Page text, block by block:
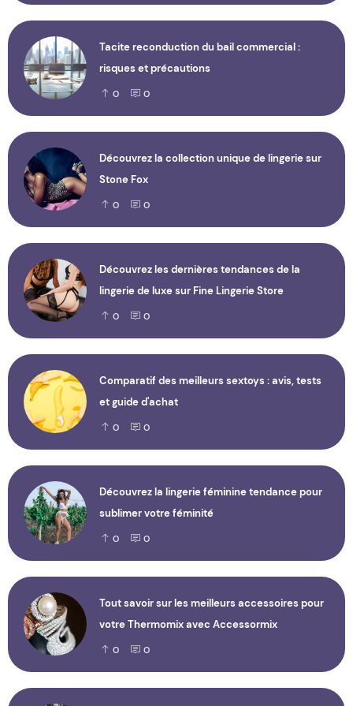
Tacite reconduction du bail commercial :
risques et précautions
0 0
Découvrez la collection unique de lingerie sur
Stone Fox
0 0
Découvrez les dernières tendances de la
lingerie de luxe sur Fine Lingerie Store
0 0
Comparatif des meilleurs sextoys : avis, tests
et guide d'achat
0 0
Découvrez la lingerie féminine tendance pour
sublimer votre féminité
0 0
Tout savoir sur les meilleurs accessoires pour
votre Thermomix avec Accessormix
0 0